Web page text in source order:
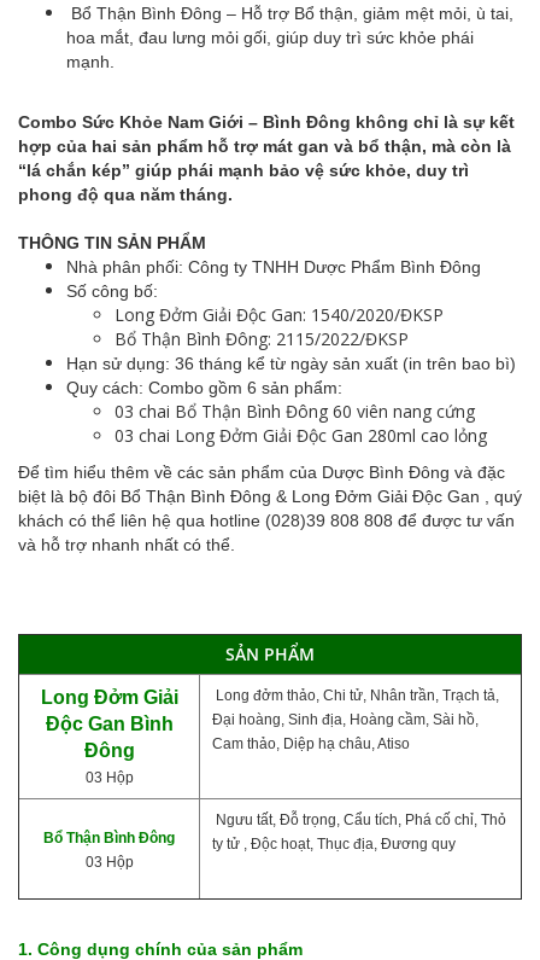
Bổ Thận Bình Đông – Hỗ trợ Bổ thận, giảm mệt mỏi, ù tai,
hoa mắt, đau lưng mỏi gối, giúp duy trì sức khỏe phái
mạnh.
Combo Sức Khỏe Nam Giới – Bình Đông không chỉ là sự kết
hợp của hai sản phẩm hỗ trợ mát gan và bổ thận, mà còn là
“lá chắn kép” giúp phái mạnh bảo vệ sức khỏe, duy trì
phong độ qua năm tháng.
THÔNG TIN SẢN PHẨM
Nhà phân phối: Công ty TNHH Dược Phẩm Bình Đông
Số công bố:
Long Đởm Giải Độc Gan: 1540/2020/ĐKSP
Bổ Thận Bình Đông: 2115/2022/ĐKSP
Hạn sử dụng: 36 tháng kể từ ngày sản xuất (in trên bao bì)
Quy cách: Combo gồm 6 sản phẩm:
03 chai Bổ Thận Bình Đông 60 viên nang cứng
03 chai Long Đởm Giải Độc Gan 280ml cao lỏng
Để tìm hiểu thêm về các sản phẩm của Dược Bình Đông và đặc
biệt là bộ đôi Bổ Thận Bình Đông & Long Đởm Giải Độc Gan , quý
khách có thể liên hệ qua hotline (028)39 808 808 để được tư vấn
và hỗ trợ nhanh nhất có thể.
SẢN PHẨM
Long Đởm Giải
Độc Gan Bình
Đông
03 Hộp
Long đởm thảo, Chi tử, Nhân trần, Trạch tả,
Đại hoàng, Sinh địa, Hoàng cầm, Sài hồ,
Cam thảo, Diệp hạ châu, Atiso
Bổ Thận Bình Đông
03 Hộp
Ngưu tất, Đỗ trọng, Cẩu tích, Phá cố chỉ, Thỏ
ty tử , Độc hoạt, Thục địa, Đương quy
1. Công dụng chính của sản phẩm